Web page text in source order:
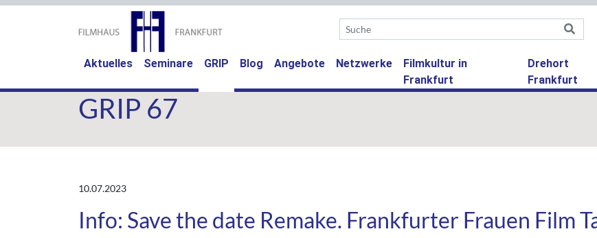
Aktuelles Seminare GRIP (current)
Blog Angebote Netzwerke
Filmkultur in
Frankfurt
Drehort
Frankfurt
GRIP 67
10.07.2023
Info: Save the date Remake. Frankfurter Frauen Film